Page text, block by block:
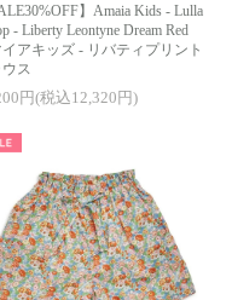
表作とも言える「ユージェニ
】Amaia Kids - Lulla
- Liberty Leontyne Dream Red
イアキッズ - リバティプリント
ス
円(税込12,320円)